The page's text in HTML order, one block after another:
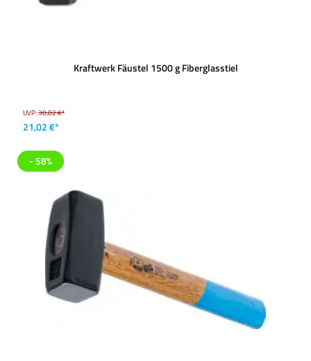
Kraftwerk Fäustel 1500 g Fiberglasstiel
UVP:30,82 €*
21,02 €*
- 58%